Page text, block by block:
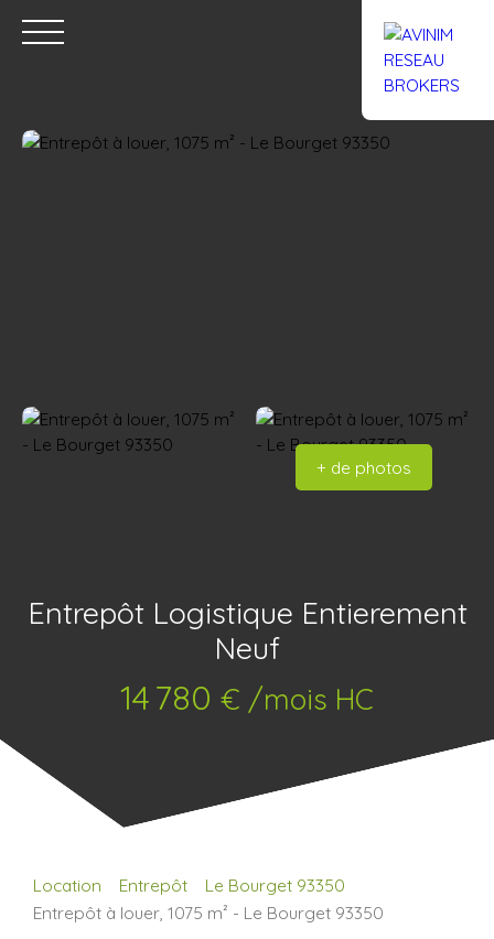
+ de photos
Entrepôt Logistique Entierement
Neuf
14 780 € /mois HC
Location Entrepôt
Le Bourget 93350
Entrepôt à louer, 1075 m² - Le Bourget 93350